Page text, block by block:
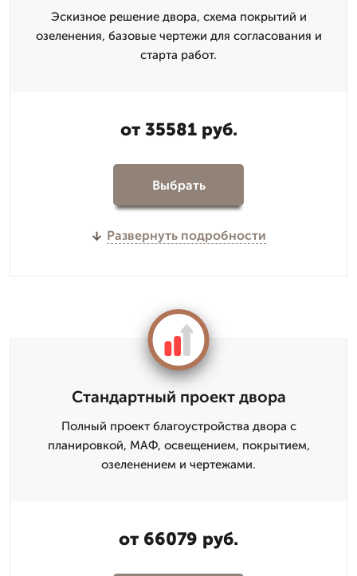
Эскизное решение двора, схема покрытий и
озеленения, базовые чертежи для согласования и
старта работ.
от 35581 руб.
Выбрать
Развернуть подробности
Стандартный проект двора
Полный проект благоустройства двора с
планировкой, МАФ, освещением, покрытием,
озеленением и чертежами.
от 66079 руб.